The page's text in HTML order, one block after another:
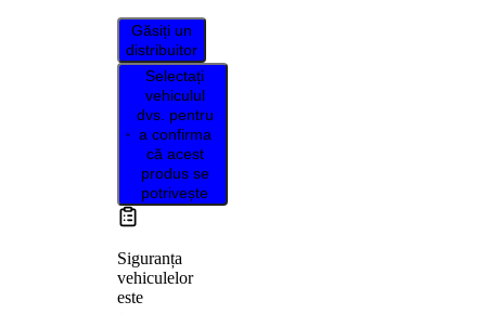
Găsiți un
distribuitor
Selectați
vehiculul
dvs. pentru
a confirma
că acest
produs se
potrivește
Siguranța
vehiculelor
este